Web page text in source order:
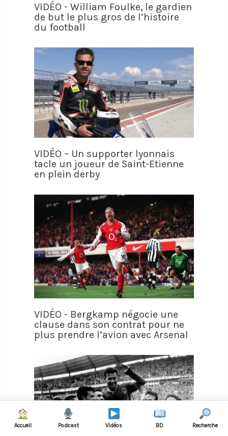
VIDÉO - William Foulke, le gardien
de but le plus gros de l’histoire
du football
VIDÉO – Un supporter lyonnais
tacle un joueur de Saint-Etienne
en plein derby
VIDÉO - Bergkamp négocie une
clause dans son contrat pour ne
plus prendre l’avion avec Arsenal
Accueil Podcast Vidéos BD Recherche